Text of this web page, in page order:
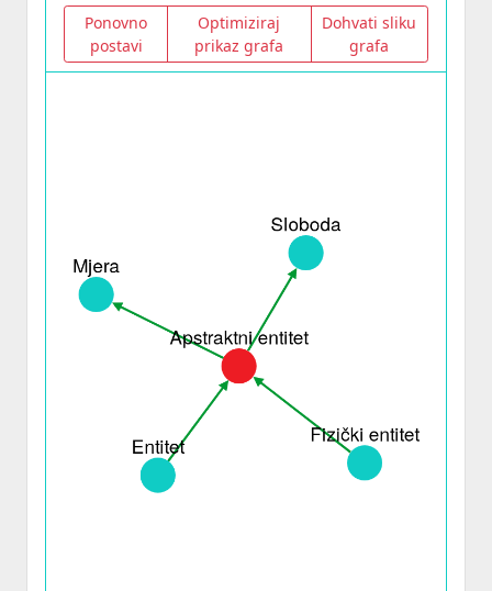
Ponovno
postavi
Optimiziraj
prikaz grafa
Dohvati sliku
grafa